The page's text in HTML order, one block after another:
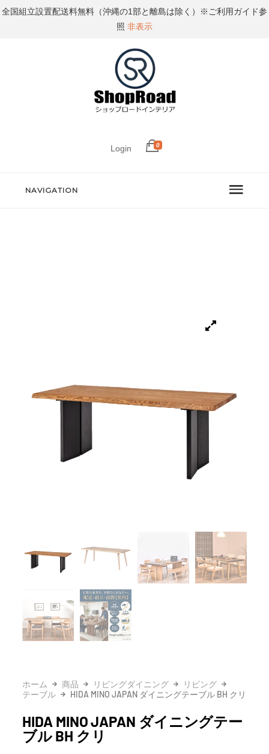
Login 0
NAVIGATION
ホーム 商品 リビングダイニング
リビング
テーブル
HIDA MINO JAPAN ダイニングテーブル BH クリ
HIDA MINO JAPAN ダイニングテー
ブル BH クリ
全国組立設置配送料無料（沖縄の1部と離島は除く）※ご利用ガイド参
照 非表示